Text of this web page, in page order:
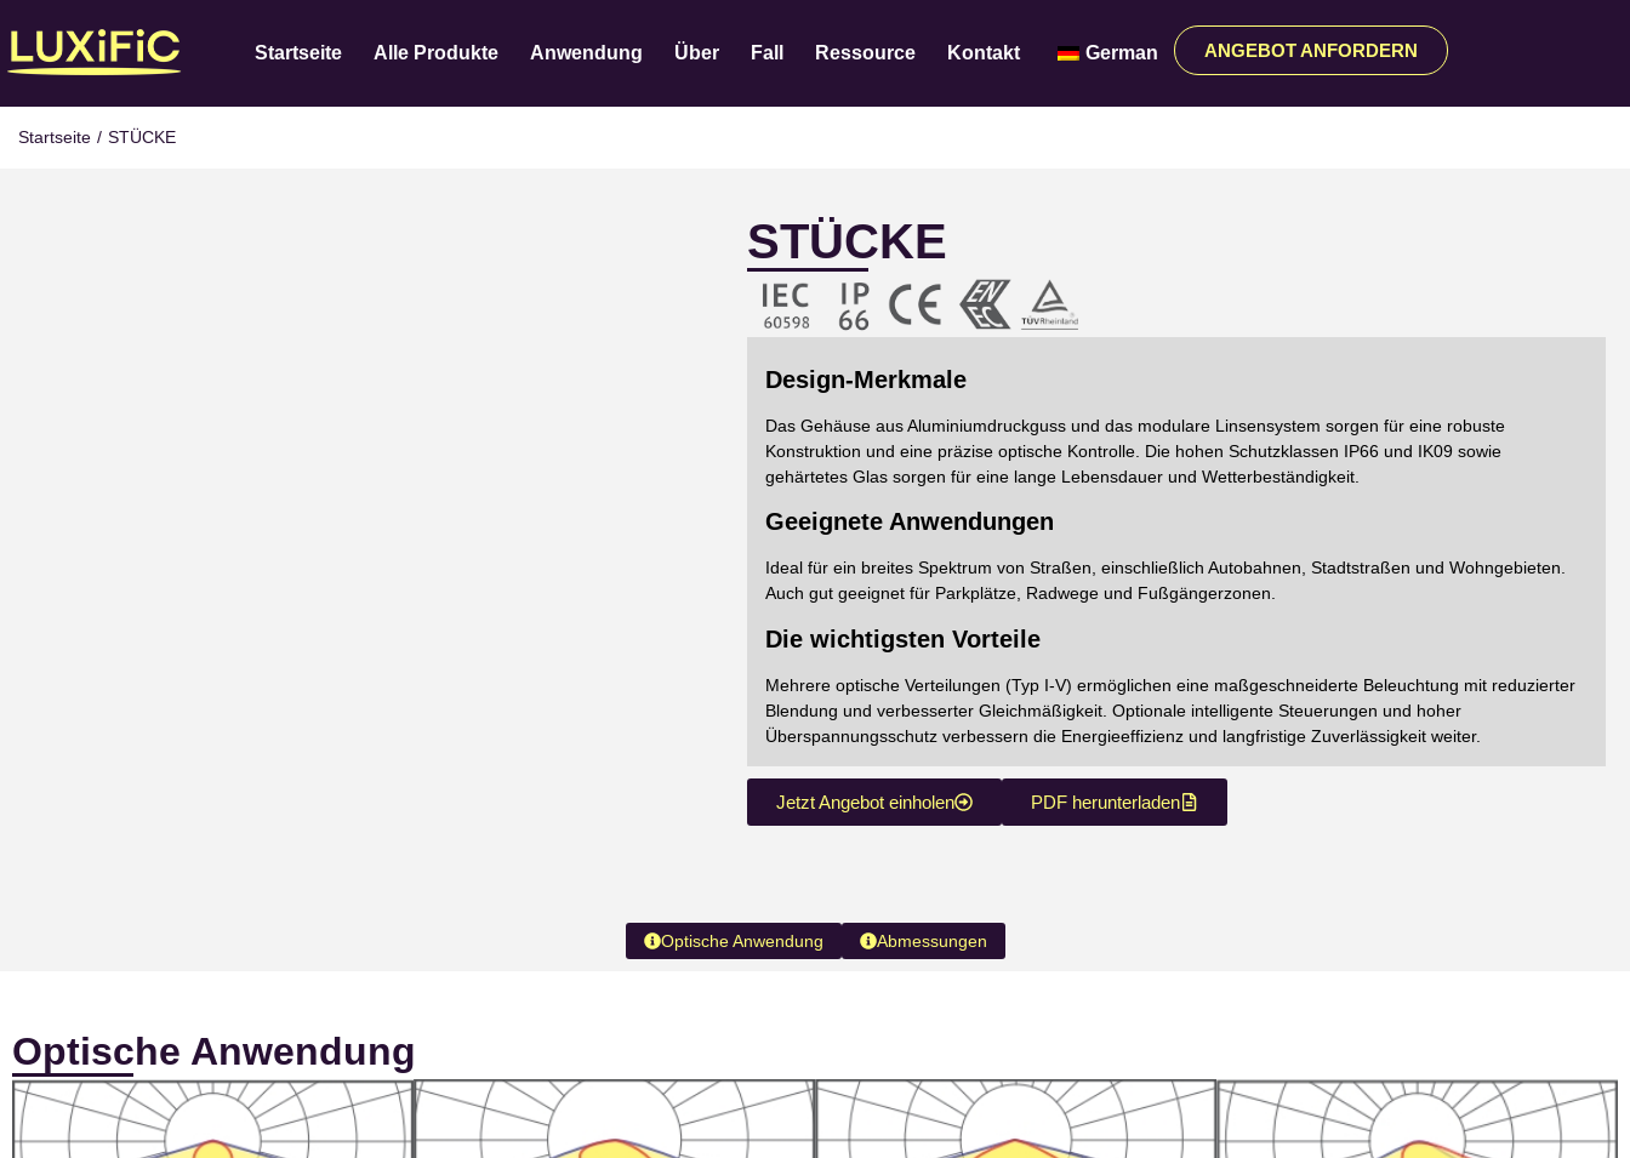
Startseite Alle Produkte Anwendung Über Fall Ressource Kontakt German ANGEBOT ANFORDERN
Startseite / STÜCKE
STÜCKE
Design-Merkmale
Das Gehäuse aus Aluminiumdruckguss und das modulare Linsensystem sorgen für eine robuste
Konstruktion und eine präzise optische Kontrolle. Die hohen Schutzklassen IP66 und IK09 sowie
gehärtetes Glas sorgen für eine lange Lebensdauer und Wetterbeständigkeit.
Geeignete Anwendungen
Ideal für ein breites Spektrum von Straßen, einschließlich Autobahnen, Stadtstraßen und Wohngebieten.
Auch gut geeignet für Parkplätze, Radwege und Fußgängerzonen.
Die wichtigsten Vorteile
Mehrere optische Verteilungen (Typ I-V) ermöglichen eine maßgeschneiderte Beleuchtung mit reduzierter
Blendung und verbesserter Gleichmäßigkeit. Optionale intelligente Steuerungen und hoher
Überspannungsschutz verbessern die Energieeffizienz und langfristige Zuverlässigkeit weiter.
Jetzt Angebot einholen PDF herunterladen
Optische Anwendung Abmessungen
Optische Anwendung